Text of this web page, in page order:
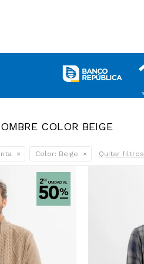
COLOR BEIGE
Color: Beige Quitar filtros